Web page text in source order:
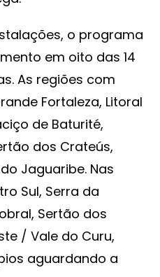
o programa
em oito das 14
As regiões com
Fortaleza, Litoral
de Baturité,
dos Crateús,
Jaguaribe. Nas
Sul, Serra da
Sertão dos
/ Vale do Curu,
aguardando a